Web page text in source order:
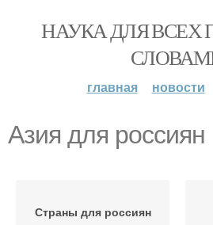
НАУКА ДЛЯ
главная новости
Азия для россиян
Страны для россиян